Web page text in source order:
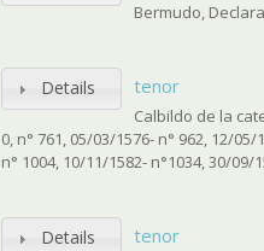
Bermudo,
Details tenor
Calbildo de la
0, n° 761, 05/03/1576- n° 962, 12/
n° 1004, 10/11/1582- n°1034, 30/09/
Details tenor